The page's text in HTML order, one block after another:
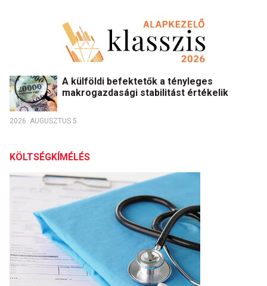
A külföldi befektetők a tényleges
makrogazdasági stabilitást értékelik
2026. AUGUSZTUS 5.
KÖLTSÉGKÍMÉLÉS